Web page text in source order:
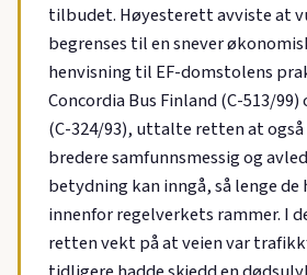
tilbudet. Høyesterett avviste at
begrenses til en snever
henvisning til EF-domstolens
Concordia Bus Finland (C-513/99)
(C-324/93), uttalte retten at også
bredere samfunnsmessig og
betydning kan inngå, så lenge de
innenfor regelverkets rammer. I
retten vekt på at veien var